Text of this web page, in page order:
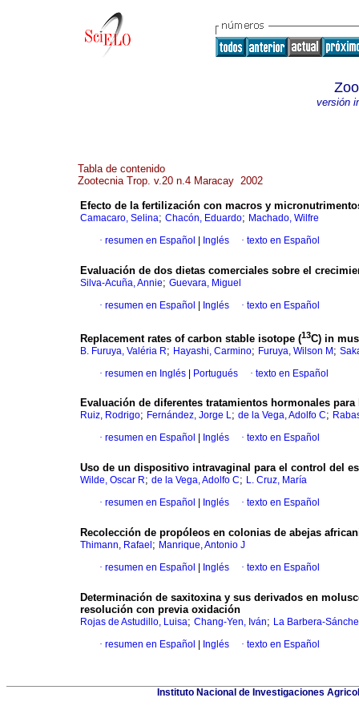
versión
Tabla de contenido
Zootecnia Trop. v.20 n.4 Maracay 2002
Efecto de la fertilización con macros y
Camacaro, Selina; Chacón, Eduardo; Machado, Wilfre
· resumen en Español Inglés · texto en Español
Evaluación de dos dietas comerciales sobre el
Silva-Acuña, Annie; Guevara, Miguel
· resumen en Español Inglés · texto en Español
Replacement rates of carbon stable isotope (13C) in
B. Furuya, Valéria R; Hayashi, Carmino; Furuya, Wilson M;
· resumen en Inglés | Portugués · texto en Español
Evaluación de diferentes tratamientos hormonales
Ruiz, Rodrigo; Fernández, Jorge L; de la Vega, Adolfo C;
· resumen en Español Inglés · texto en Español
Uso de un dispositivo intravaginal para el control del
Wilde, Oscar R; de la Vega, Adolfo C; L. Cruz, María
· resumen en Español Inglés · texto en Español
Recolección de propóleos en colonias de abejas
Thimann, Rafael ; Manrique, Antonio J
· resumen en Español Inglés · texto en Español
Determinación de saxitoxina y sus derivados en
resolución con previa oxidación
Rojas de Astudillo, Luisa; Chang-Yen, Iván; La Barbera-
· resumen en Español Inglés · texto en Español
Instituto Nacional de Investigaciones